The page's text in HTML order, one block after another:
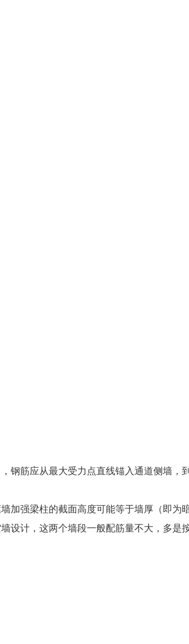
钢筋应从最大受力点直线锚入通道侧墙，
加强梁柱的截面高度可能等于墙厚（即为
设计，这两个墙段一般配筋量不大，多是